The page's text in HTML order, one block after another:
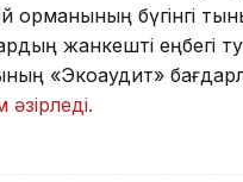
орманының бүгінгі
жанкешті еңбегі
«Экоаудит»